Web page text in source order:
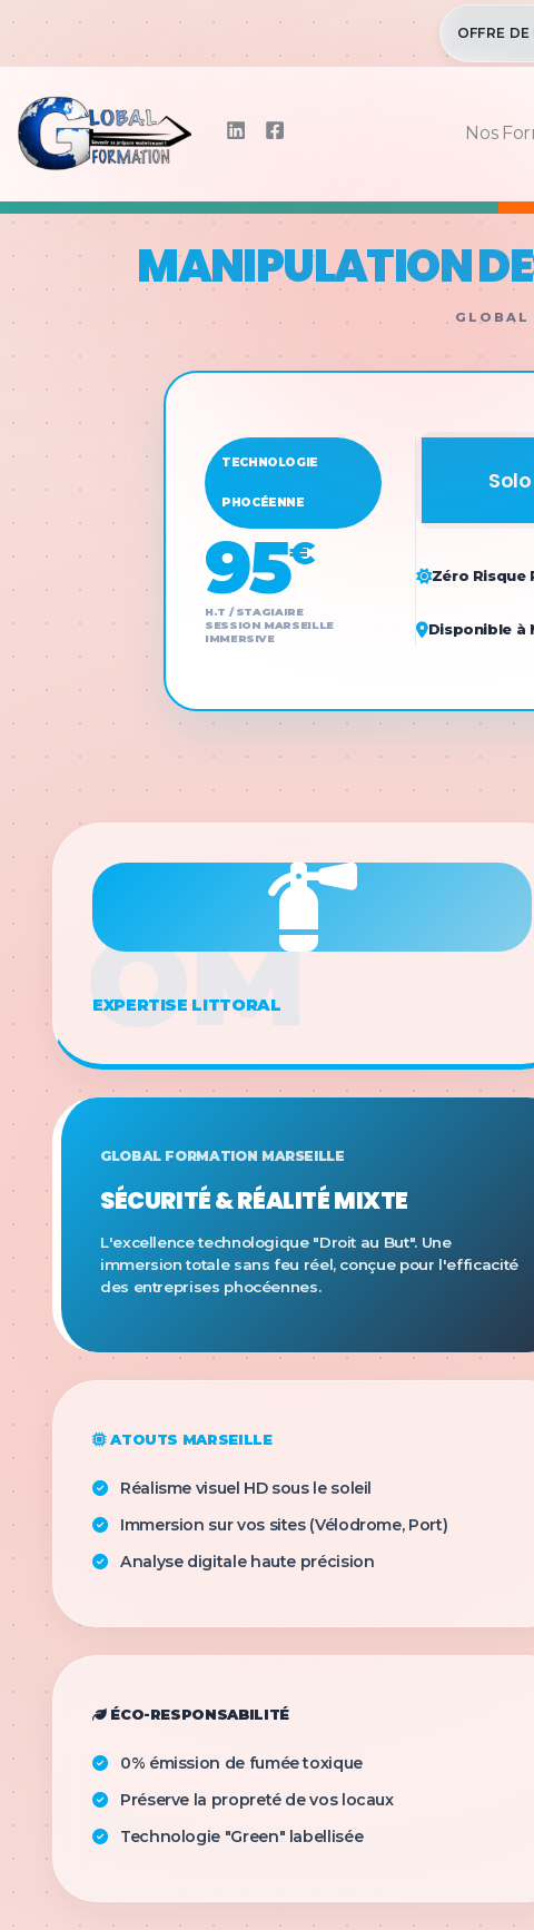
OFFRE
Nos
MANIPULATION
GLOBAL
TECHNOLOGIE
PHOCÉENNE
95€
H.T / STAGIAIRE
SESSION MARSEILLE
IMMERSIVE
Solo
Zéro Risque
Disponible à
OM
EXPERTISE LITTORAL
GLOBAL FORMATION MARSEILLE
SÉCURITÉ & RÉALITÉ MIXTE
L'excellence technologique "Droit au But". Une
immersion totale sans feu réel, conçue pour l'efficacité
des entreprises phocéennes.
ATOUTS MARSEILLE
Réalisme visuel HD sous le soleil
Immersion sur vos sites (Vélodrome, Port)
Analyse digitale haute précision
ÉCO-RESPONSABILITÉ
0% émission de fumée toxique
Préserve la propreté de vos locaux
Technologie "Green" labellisée